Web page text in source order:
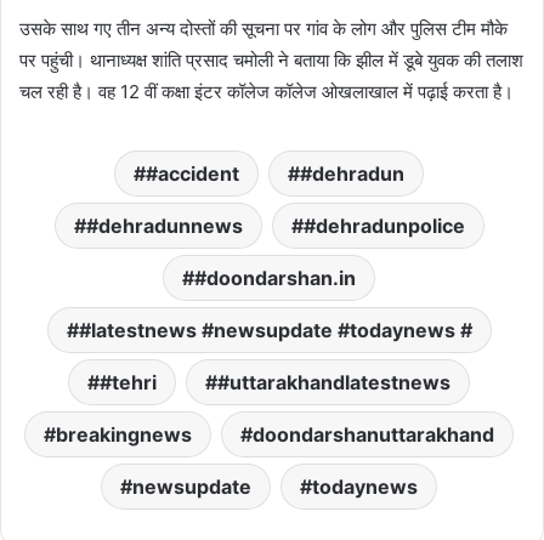
उसके साथ गए तीन अन्य दोस्तों की सूचना पर गांव के लोग और पुलिस टीम मौके
पर पहुंची। थानाध्यक्ष शांति प्रसाद चमोली ने बताया कि झील में डूबे युवक की तलाश
चल रही है। वह 12 वीं कक्षा इंटर कॉलेज कॉलेज ओखलाखाल में पढ़ाई करता है।
#accident #dehradun
#dehradunnews #dehradunpolice
#doondarshan.in
#latestnews #newsupdate #todaynews #
#tehri #uttarakhandlatestnews
breakingnews doondarshanuttarakhand
newsupdate todaynews